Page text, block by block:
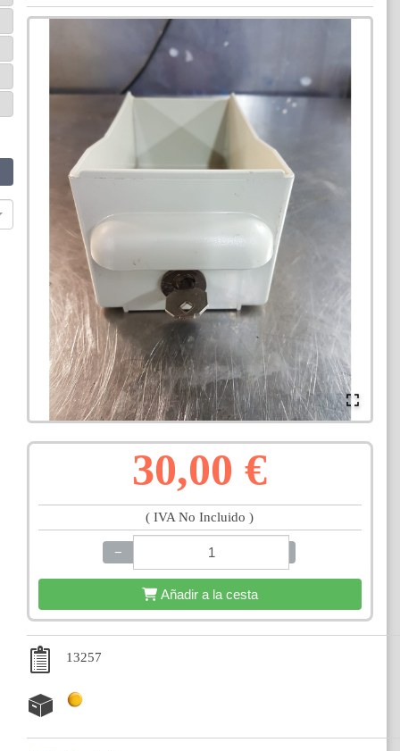
30,00 €
( IVA No Incluido )
−
Añadir a la cesta
13257